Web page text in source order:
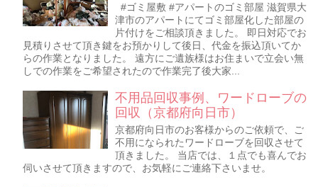
#ゴミ屋敷 #アパートのゴミ部屋 滋賀県大
津市のアパートにてゴミ部屋化した部屋の
片付けをご相談頂きました。 即日対応でお
見積りさせて頂き鍵をお預かりして後日、代金を振込頂いてか
らの作業となりました。 遠方にご遺族様はお住まいで立会い無
しでの作業をご希望されたので作業完了後大家...
不用品回収事例、ワードローブの
回収（京都府向日市）
京都府向日市のお客様からのご依頼で、ご
不用になられたワードローブを回収させて
頂きました。 当店では、１点でも喜んでお
伺いさせて頂きますので、お気軽にご連絡下さいませ。